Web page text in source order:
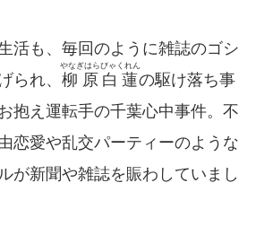
活も、毎回のように雑誌のゴシ
られ、 柳原白蓮
やなぎはらびゃくれん
の駆け落ち事
抱え運転手の千葉心中事件。不
恋愛や乱交パーティーのような
が新聞や雑誌を賑わしていまし